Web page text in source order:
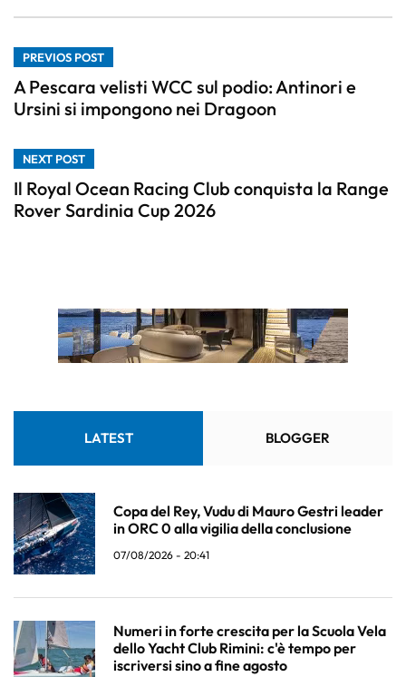
PREVIOS POST
A Pescara velisti WCC sul podio: Antinori e
Ursini si impongono nei Dragoon
NEXT POST
Il Royal Ocean Racing Club conquista la Range
Rover Sardinia Cup 2026
LATEST BLOGGER
Copa del Rey, Vudu di Mauro Gestri leader
in ORC 0 alla vigilia della conclusione
07/08/2026 - 20:41
Numeri in forte crescita per la Scuola Vela
dello Yacht Club Rimini: c'è tempo per
iscriversi sino a fine agosto